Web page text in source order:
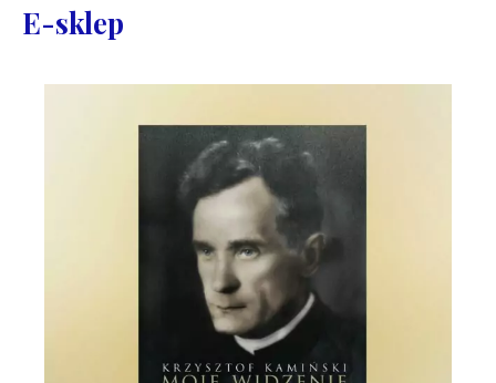
E-sklep